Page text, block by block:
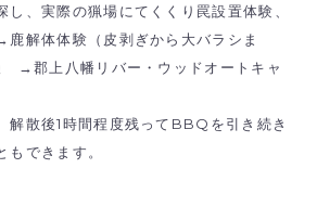
し、実際の猟場にてくくり罠設置体験、
解体体験（皮剥ぎから大バラシま
上八幡リバー・ウッドオートキャ
解散後1時間程度残ってBBQを引き続き
もできます。